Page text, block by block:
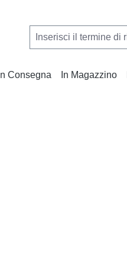
In Consegna In Magazzino